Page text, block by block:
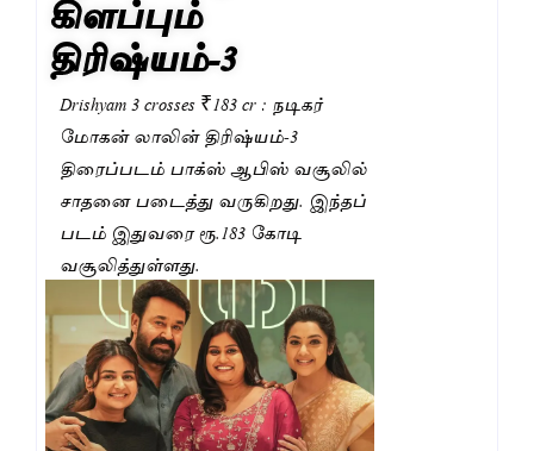
திரிஷ்யம்-3
Drishyam 3 crosses ₹183 cr : நடிகர்
மோகன் லாலின் திரிஷ்யம்-3
திரைப்படம் பாக்ஸ் ஆபிஸ் வசூலில்
சாதனை படைத்து வருகிறது. இந்தப்
படம் இதுவரை ரூ.183 கோடி
வசூலித்துள்ளது.